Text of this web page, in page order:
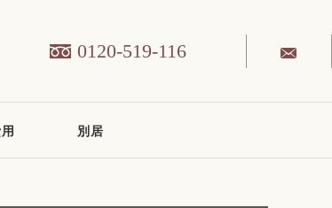
0120-519-116
別居